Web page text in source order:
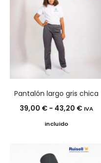
Pantalón largo gris chica
39,00 € - 43,20 €Rango
desde
IVA
incluido